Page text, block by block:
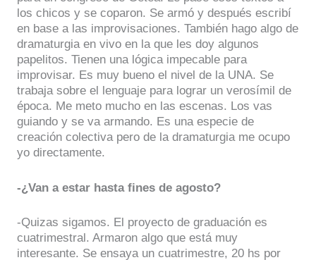
los chicos y se coparon. Se armó y después escribí
en base a las improvisaciones. También hago algo de
dramaturgia en vivo en la que les doy algunos
papelitos. Tienen una lógica impecable para
improvisar. Es muy bueno el nivel de la UNA. Se
trabaja sobre el lenguaje para lograr un verosímil de
época. Me meto mucho en las escenas. Los vas
guiando y se va armando. Es una especie de
creación colectiva pero de la dramaturgia me ocupo
yo directamente.
-¿Van a estar hasta fines de agosto?
-Quizas sigamos. El proyecto de graduación es
cuatrimestral. Armaron algo que está muy
interesante. Se ensaya un cuatrimestre, 20 hs por